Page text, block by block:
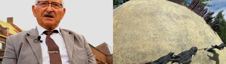
Valle
D'Aosta
Veneto